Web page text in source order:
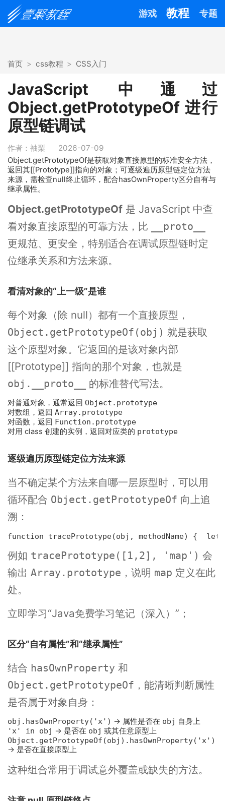
游戏 教程 专题
首页 css教程 CSS入门
JavaScript 中通过
Object.getPrototypeOf 进行
原型链调试
作者：袖梨 2026-07-09
Object.getPrototypeOf是获取对象直接原型的标准安全方法，
返回其[[Prototype]]指向的对象；可逐级遍历原型链定位方法
来源，需检查null终止循环，配合hasOwnProperty区分自有与
继承属性。
Object.getPrototypeOf 是 JavaScript 中查
看对象直接原型的可靠方法，比
__proto__
更规范、更安全，特别适合在调试原型链时定
位继承关系和方法来源。
看清对象的“上一级”是谁
每个对象（除 null）都有一个直接原型，
Object.getPrototypeOf(obj) 就是获取
这个原型对象。它返回的是该对象内部
[[Prototype]] 指向的那个对象，也就是
obj.__proto__ 的标准替代写法。
对普通对象，通常返回Object.prototype
对数组，返回Array.prototype
对函数，返回 Function.prototype
对用 class 创建的实例，返回对应类的 prototype
逐级遍历原型链定位方法来源
当不确定某个方法来自哪一层原型时，可以用
循环配合 Object.getPrototypeOf 向上追
溯：
function tracePrototype(obj, methodName) {
例如 tracePrototype([1,2], 'map') 会
输出Array.prototype ，说明 map 定义在此
处。
立即学习“Java免费学习笔记（深入）”；
区分“自有属性”和“继承属性”
结合 hasOwnProperty 和
Object.getPrototypeOf ，能清晰判断属性
是否属于对象自身：
obj.hasOwnProperty('x') → 属性是否在 obj 自身上
'x' in obj → 是否在 obj 或其任意原型上
Object.getPrototypeOf(obj).hasOwnProperty('x')
→ 是否在直接原型上
这种组合常用于调试意外覆盖或缺失的方法。